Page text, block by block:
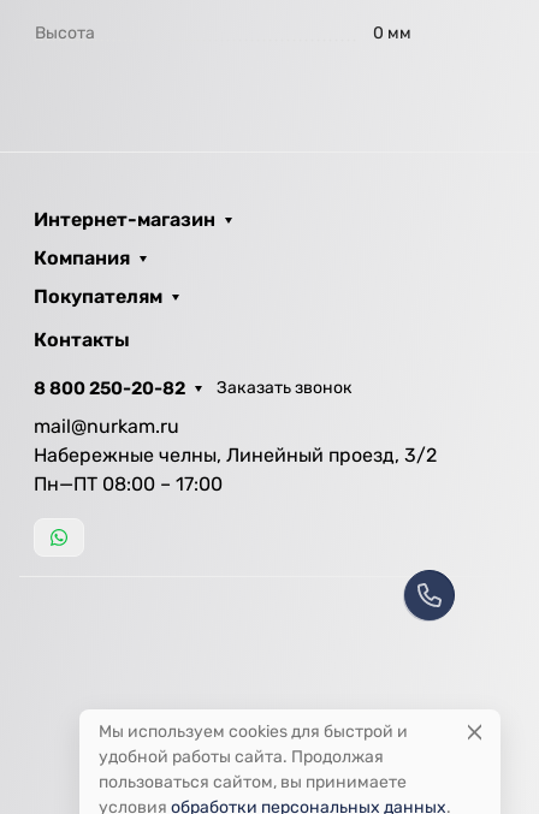
Высота 0 мм
Интернет-магазин
Компания
Покупателям
Контакты
8 800 250-20-82 Заказать звонок
mail@nurkam.ru
Набережные челны, Линейный проезд, 3/2
Пн—ПТ 08:00 – 17:00
Мы используем cookies для быстрой и
удобной работы сайта. Продолжая
пользоваться сайтом, вы принимаете
условия обработки персональных данных.